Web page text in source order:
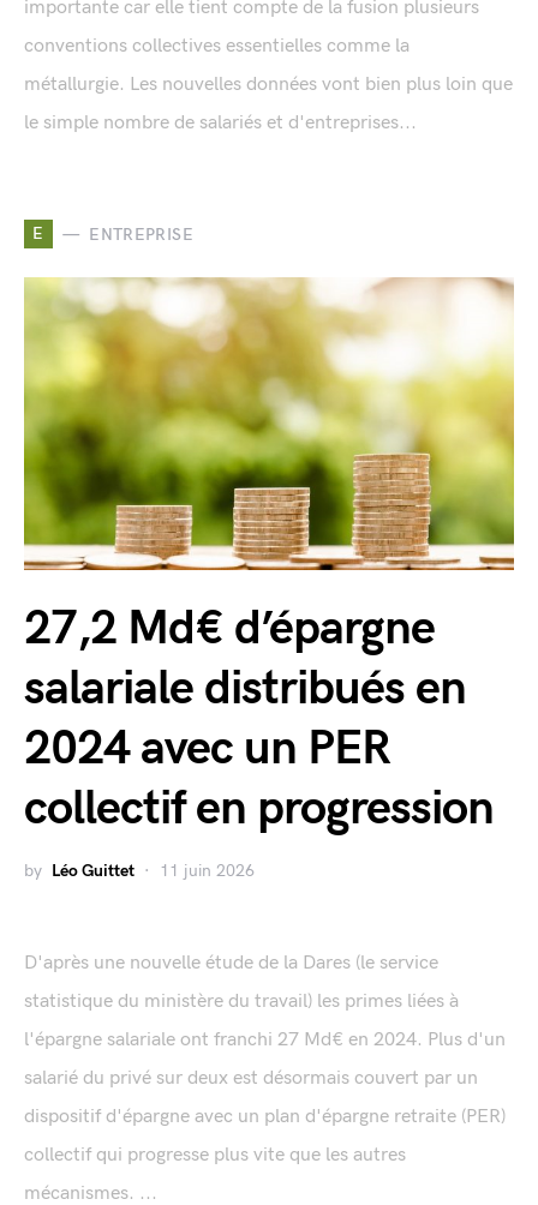
importante car elle tient compte de la fusion plusieurs
conventions collectives essentielles comme la
métallurgie. Les nouvelles données vont bien plus loin que
le simple nombre de salariés et d'entreprises...
E ENTREPRISE
27,2 Md€ d’épargne
salariale distribués en
2024 avec un PER
collectif en progression
by Léo Guittet 11 juin 2026
D'après une nouvelle étude de la Dares (le service
statistique du ministère du travail) les primes liées à
l'épargne salariale ont franchi 27 Md€ en 2024. Plus d'un
salarié du privé sur deux est désormais couvert par un
dispositif d'épargne avec un plan d'épargne retraite (PER)
collectif qui progresse plus vite que les autres
mécanismes. ...